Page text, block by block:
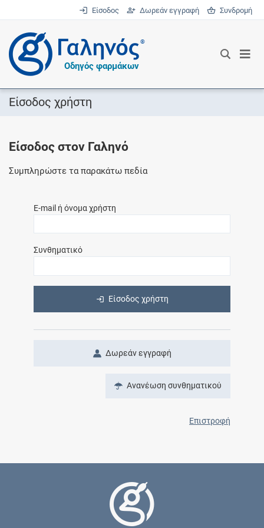
Είσοδος Δωρεάν εγγραφή Συνδρομή
®
Οδηγός φαρμάκων
Είσοδος χρήστη
Είσοδος στον Γαληνό
Συμπληρώστε τα παρακάτω πεδία
E-mail ή όνομα χρήστη
Συνθηματικό
Είσοδος χρήστη
Δωρεάν εγγραφή
Ανανέωση συνθηματικού
Επιστροφή